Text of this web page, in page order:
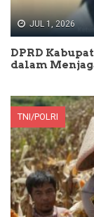
JUL 1, 2026
DPRD
dalam
TNI/POLRI